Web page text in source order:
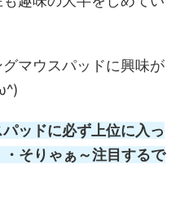
マウスパッドに興味が
ッドに必ず上位に入っ
そりゃぁ～注目するで